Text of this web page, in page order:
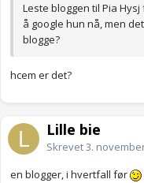
Leste bloggen til Pia
å google hun nå, men
blogge?
hcem er det?
Lille bie
Skrevet3.
en blogger, i hvertfall før